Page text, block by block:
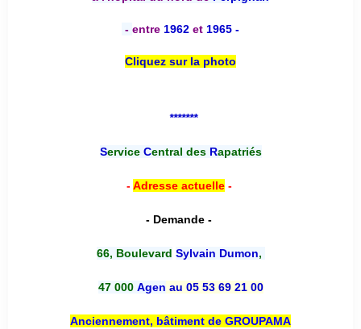
- entre 1962 et 1965 -
Cliquez sur la photo
*******
Service Central desRapatriés
-Adresse actuelle-
- Demande -
66, Boulevard Sylvain Dumon,
47 000 Agen au 05 53 69 21 00
Anciennement, bâtiment de GROUPAMA